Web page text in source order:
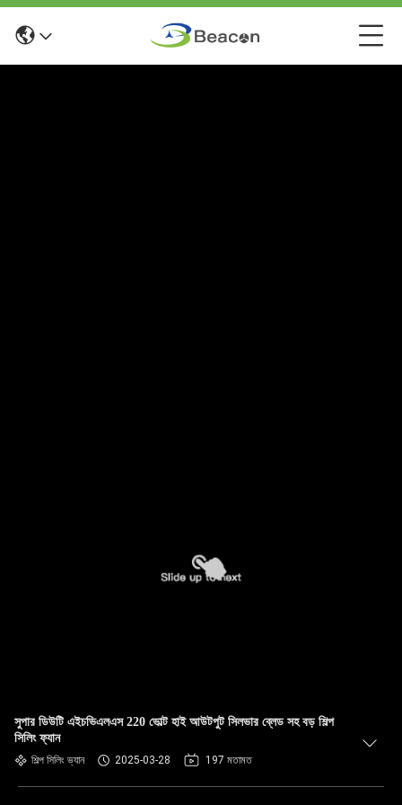
সুপার ডিউটি এইচভিএলএস 220 ভোল্ট হাই আউটপুট সিলভার ব্লেড সহ বড় শিল্প
সিলিং ফ্যান
শিল্প সিলিং ভ্যান 2025-03-28 197 মতামত